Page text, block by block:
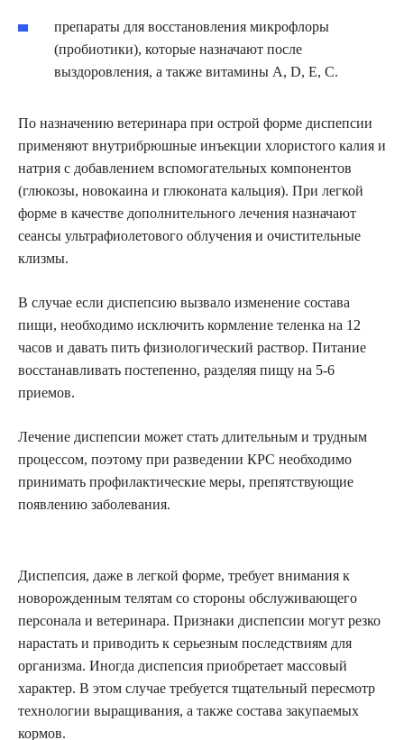
препараты для восстановления микрофлоры
(пробиотики), которые назначают после
выздоровления, а также витамины A, D, E, C.
По назначению ветеринара при острой форме диспепсии
применяют внутрибрюшные инъекции хлористого калия и
натрия с добавлением вспомогательных компонентов
(глюкозы, новокаина и глюконата кальция). При легкой
форме в качестве дополнительного лечения назначают
сеансы ультрафиолетового облучения и очистительные
клизмы.
В случае если диспепсию вызвало изменение состава
пищи, необходимо исключить кормление теленка на 12
часов и давать пить физиологический раствор. Питание
восстанавливать постепенно, разделяя пищу на 5-6
приемов.
Лечение диспепсии может стать длительным и трудным
процессом, поэтому при разведении КРС необходимо
принимать профилактические меры, препятствующие
появлению заболевания.
Диспепсия, даже в легкой форме, требует внимания к
новорожденным телятам со стороны обслуживающего
персонала и ветеринара. Признаки диспепсии могут резко
нарастать и приводить к серьезным последствиям для
организма. Иногда диспепсия приобретает массовый
характер. В этом случае требуется тщательный пересмотр
технологии выращивания, а также состава закупаемых
кормов.